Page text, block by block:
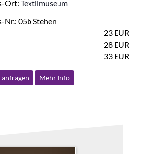
Ort: Textilmuseum
Nr.: 05b Stehen
23 EUR
28 EUR
33 EUR
Mehr Info